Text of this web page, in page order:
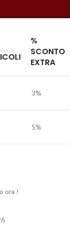
%
SCONTO
EXTRA
3%
5%
ora !